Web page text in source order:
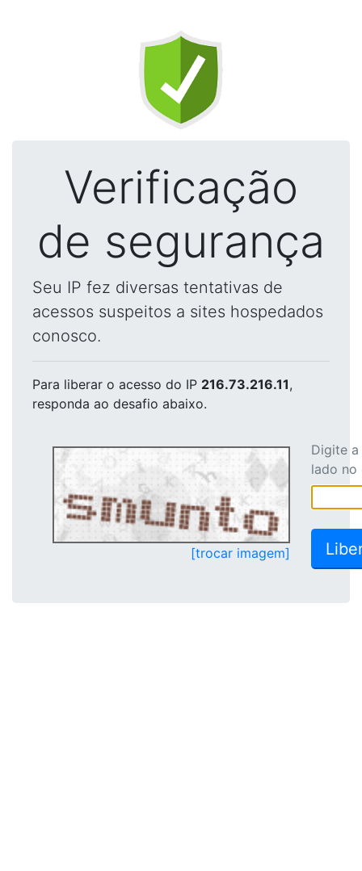
Verificação
de segurança
Seu IP fez diversas tentativas de
acessos suspeitos a sites hospedados
conosco.
Para liberar o acesso do IP 216.73.216.11,
responda ao desafio abaixo.
[trocar imagem]
Digite
lado no